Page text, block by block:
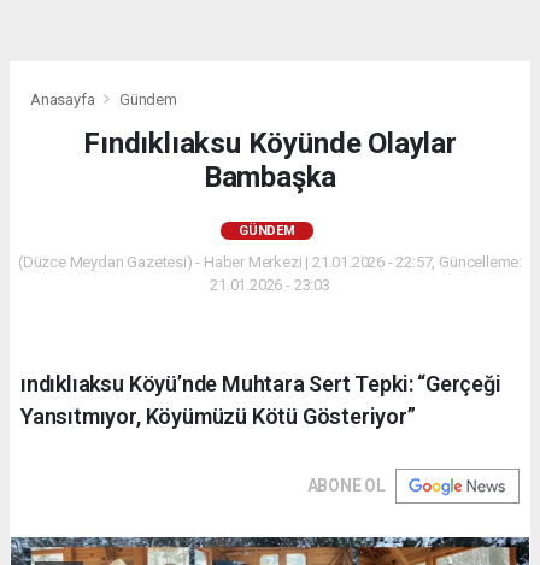
Anasayfa Gündem
Fındıklıaksu Köyünde Olaylar
Bambaşka
GÜNDEM
(Düzce Meydan Gazetesi) - Haber Merkezi | 21.01.2026 - 22:57, Güncelleme:
21.01.2026 - 23:03
ındıklıaksu Köyü’nde Muhtara Sert Tepki: “Gerçeği
Yansıtmıyor, Köyümüzü Kötü Gösteriyor”
ABONE OL